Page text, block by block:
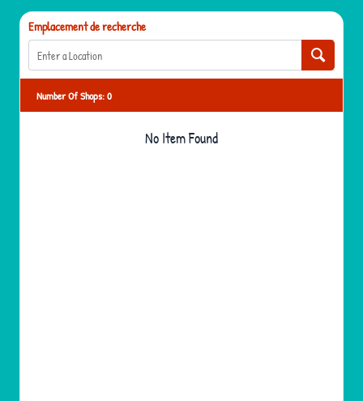
Emplacement de recherche
Number Of Shops:0
No Item Found